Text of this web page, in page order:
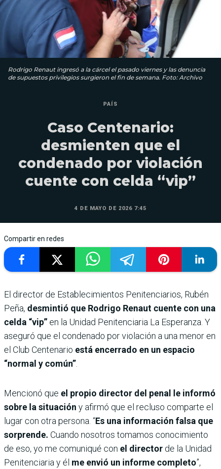
Rodrigo Renaut ingresó a la cárcel el pasado viernes y las denuncia
de supuestos privilegios surgieron el fin de semana. Foto: Archivo
PAÍS
Caso Centenario:
desmienten que el
condenado por violación
cuente con celda “vip”
4 DE MAYO DE 2026 7:45
Compartir en redes
El director de Establecimientos Penitenciarios, Rubén
Peña, desmintió que Rodrigo Renaut cuente con una
celda “vip” en la Unidad Penitenciaria La Esperanza. Y
aseguró que el condenado por violación a una menor en
el Club Centenario está encerrado en un espacio
“normal y común”
Mencionó que el propio director del penal le informó
sobre la situación y afirmó que el recluso comparte el
lugar con otra persona. “Es una información falsa que
sorprende. Cuando nosotros tomamos conocimiento
de eso, yo me comuniqué con el director de la Unidad
Penitenciaria y él me envió un informe completo”,